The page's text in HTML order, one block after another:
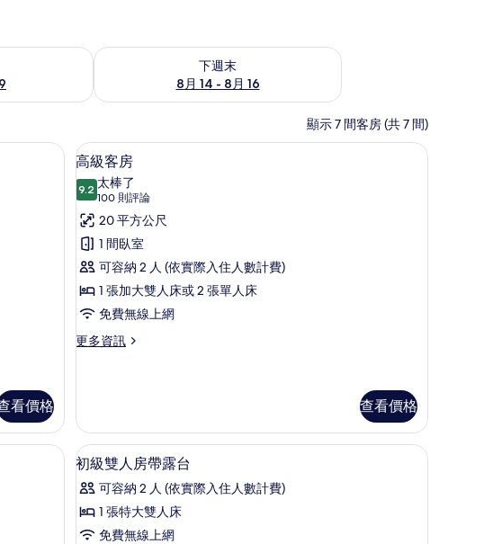
的供應情況
下週末
8月 14 - 8月 16
查看下週末 (8月 14 - 8月 16) 的供應情況
顯示 7 間客房 (共 7 間)
過敏寢具、羽絨被、迷你吧、客房內保險箱
看價格
顯
示
高
級
客
房
的
所
有
低過敏寢具、羽絨被、迷你吧、客房內保險箱
9
高級客房
9.29.2 分，滿分 10 分
太棒了
100 則評論
(100
則
評
論)
20 平方公尺
1 間臥室
可容納 2 人 (依實際入住人數計費)
1 張加大雙人床或 2 張單人床
免費無線上網
更多資訊
更
房
的
詳
情
查看價格
你吧、客房內保險箱
顯
示
初
級
低過敏寢具、羽絨被、迷你吧、客房內保險箱
4
初級雙人房帶露台
可容納 2 人 (依實際入住人數計費)
1 張特大雙人床
免費無線上網